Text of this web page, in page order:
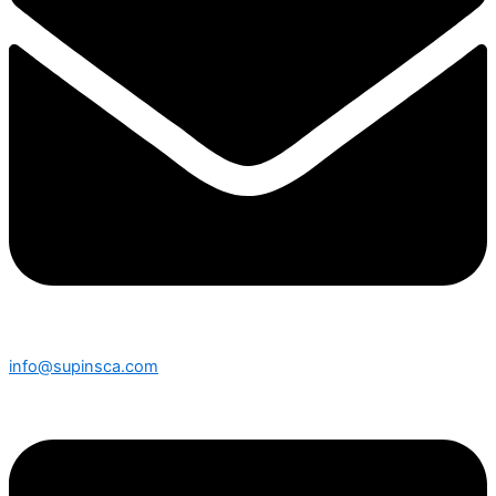
info@supinsca.com